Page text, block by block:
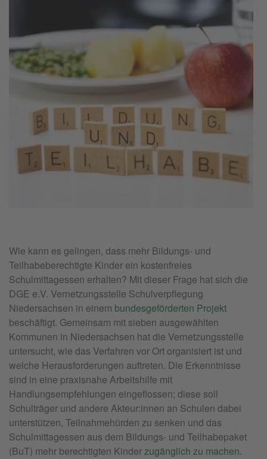
Wie kann es gelingen, dass mehr Bildungs- und
Teilhabeberechtigte Kinder ein kostenfreies
Schulmittagessen erhalten? Mit dieser Frage hat sich die
DGE e.V. Vernetzungsstelle Schulverpflegung
Niedersachsen in einem bundesgeförderten Projekt
beschäftigt. Gemeinsam mit sieben ausgewählten
Kommunen in Niedersachsen hat die Vernetzungsstelle
untersucht, wie das Verfahren vor Ort organisiert ist und
welche Herausforderungen auftreten. Die Erkenntnisse
sind in eine praxisnahe Arbeitshilfe mit
Handlungsempfehlungen eingeflossen; diese soll
Schulträger und andere Akteur:innen an Schulen dabei
unterstützen, Teilnahmehürden zu senken und das
Schulmittagessen aus dem Bildungs- und Teilhabepaket
(BuT) mehr berechtigten Kinderzugänglich zu machen.